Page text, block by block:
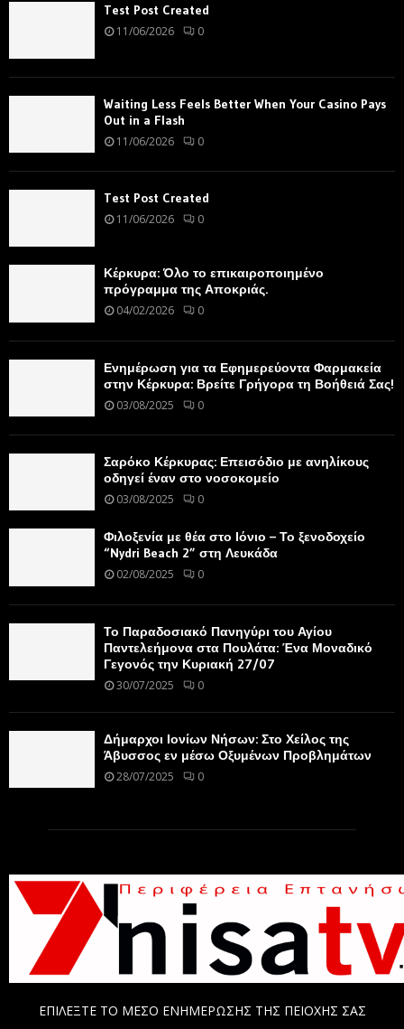
Test Post Created
11/06/2026 0
Waiting Less Feels Better When Your Casino Pays
Out in a Flash
11/06/2026 0
Test Post Created
11/06/2026 0
Κέρκυρα: Όλο το επικαιροποιημένο
πρόγραμμα της Αποκριάς.
04/02/2026 0
Ενημέρωση για τα Εφημερεύοντα Φαρμακεία
στην Κέρκυρα: Βρείτε Γρήγορα τη Βοήθειά Σας!
03/08/2025 0
Σαρόκο Κέρκυρας: Επεισόδιο με ανηλίκους
οδηγεί έναν στο νοσοκομείο
03/08/2025 0
Φιλοξενία με θέα στο Ιόνιο – Το ξενοδοχείο
“Nydri Beach 2” στη Λευκάδα
02/08/2025 0
Το Παραδοσιακό Πανηγύρι του Αγίου
Παντελεήμονα στα Πουλάτα: Ένα Μοναδικό
Γεγονός την Κυριακή 27/07
30/07/2025 0
Δήμαρχοι Ιονίων Νήσων: Στο Χείλος της
Άβυσσος εν μέσω Οξυμένων Προβλημάτων
28/07/2025 0
ΕΠΙΛΕΞΤΕ ΤΟ ΜΕΣΟ ΕΝΗΜΕΡΩΣΗΣ ΤΗΣ ΠΕΙΟΧΗΣ ΣΑΣ